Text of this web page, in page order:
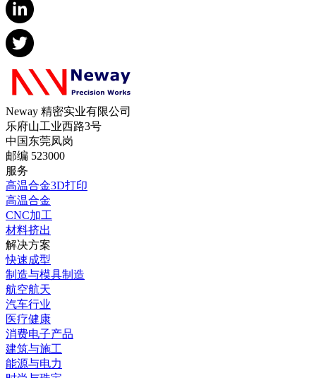
Neway 精密实业有限公司
乐府山工业西路3号
中国东莞凤岗
邮编 523000
服务
高温合金3D打印
高温合金
CNC加工
材料挤出
解决方案
快速成型
制造与模具制造
航空航天
汽车行业
医疗健康
消费电子产品
建筑与施工
能源与电力